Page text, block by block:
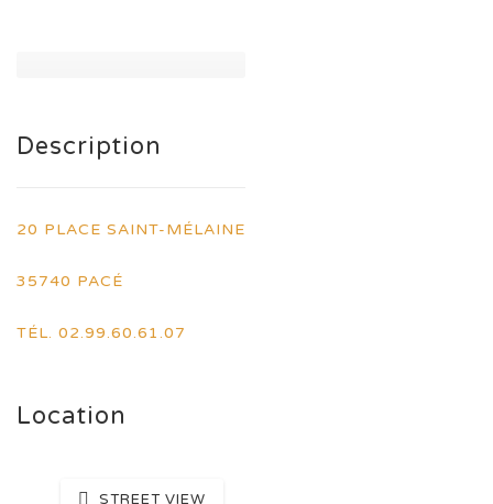
Description
20 PLACE SAINT-MÉLAINE
35740 PACÉ
TÉL. 02.99.60.61.07
Location
STREET VIEW